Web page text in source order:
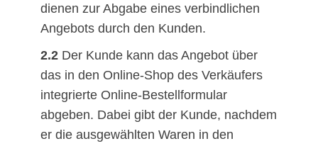
dienen zur Abgabe eines verbindlichen
Angebots durch den Kunden.
2.2Der Kunde kann das Angebot über
das in den Online-Shop des Verkäufers
integrierte Online-Bestellformular
abgeben. Dabei gibt der Kunde, nachdem
er die ausgewählten Waren in den